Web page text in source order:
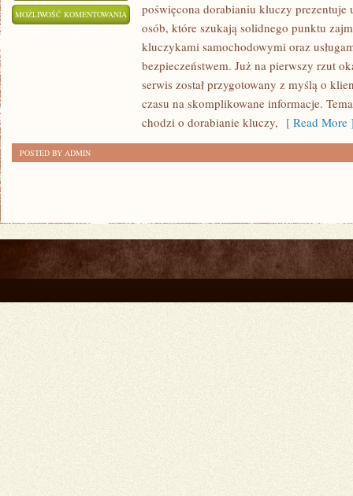
MOŻLIWOŚĆ KOMENTOWANIA DORABIANIE
KLUCZYKÓW
poświęcona dorabianiu kluczy prezentuje
osób, które szukają solidnego punktu
kluczykami samochodowymi oraz
bezpieczeństwem. Już na pierwszy rzut
serwis został przygotowany z myślą o
czasu na skomplikowane informacje.
chodzi o dorabianie kluczy, [ Read More
POSTED BY ADMIN